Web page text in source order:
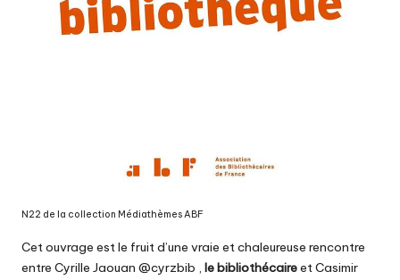
N22 de la collection Médiathèmes ABF
Cet ouvrage est le fruit d’une vraie et chaleureuse rencontre
entre Cyrille Jaouan @cyrzbib le bibliothécaireet Casimir